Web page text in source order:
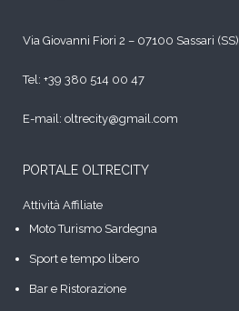
Via Giovanni Fiori 2 – 07100 Sassari (SS)
Tel: +39 380 514 00 47
E-mail: oltrecity@gmail.com
PORTALE OLTRECITY
Attività Affiliate
Moto Turismo Sardegna
Sport e tempo libero
Bar e Ristorazione